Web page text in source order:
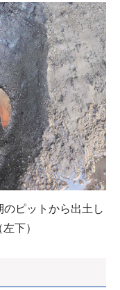
ピットから出土し
下）